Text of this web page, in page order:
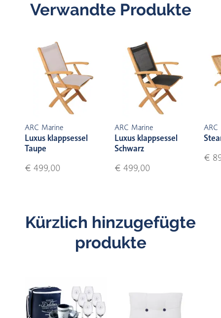
Verwandte Produkte
ARC Marine
Luxus klappsessel
Taupe
€ 499,00
ARC Marine
Luxus klappsessel
Schwarz
€ 499,00
ARC
€
Kürzlich hinzugefügte
produkte